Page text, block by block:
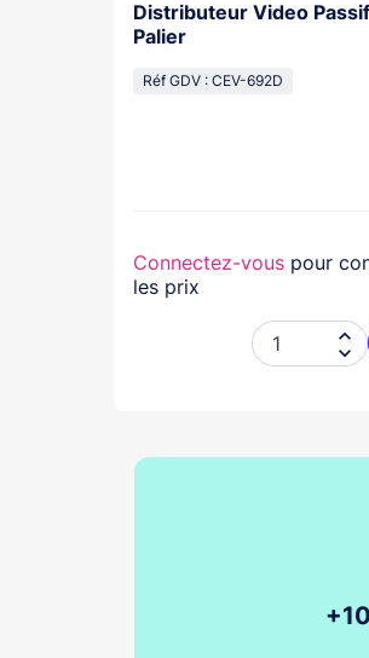
Distributeur Video Passif
Palier
Réf GDV : CEV-692D
Connectez-vous pour
les prix

